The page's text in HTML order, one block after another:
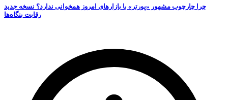
چرا چارچوب مشهور «پورتر» با بازارهای امروز همخوانی ندارد؟ نسخه جدید
رقابت‌ بنگاه‌ها